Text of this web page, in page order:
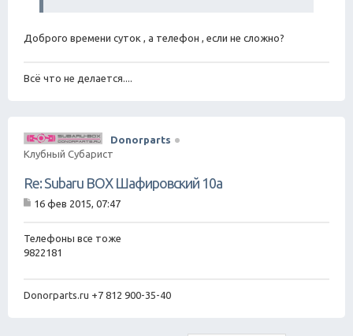
Доброго времени суток , а телефон , если не сложно?
Всё что не делается....
Donorparts
Клубный Субарист
Re: Subaru BOX Шафировский 10а
о
б
и
16 фев 2015, 07:47
Телефоны все тоже
9822181
Donorparts.ru +7 812 900-35-40